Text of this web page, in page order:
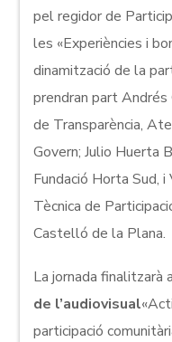
pel regidor de
les «Experiències i
dinamització de la
prendran part
de Transparència,
Govern; Julio Huerta
Fundació Horta Sud,
Tècnica de
Castelló de la Plana.
La jornada finalitzarà
de l’audiovisual
participació